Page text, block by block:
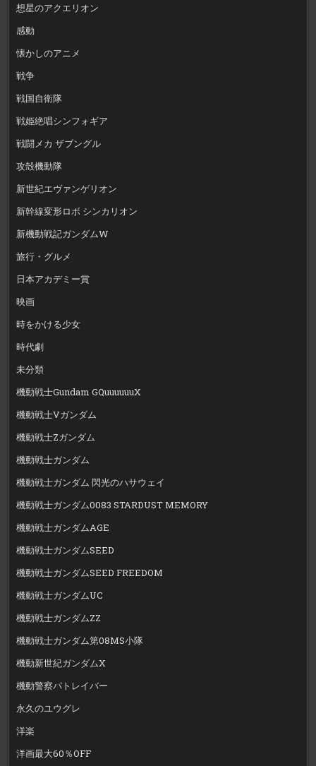
想星のアクエリオン
感動
懐かしのアニメ
戦争
戦国自衛隊
戦姫絶唱シンフォギア
戦闘メカ ザブングル
攻殻機動隊
新世紀エヴァンゲリオン
新幹線変形ロボ シンカリオン
新機動戦記ガンダムW
旅行・グルメ
日本アカデミー賞
映画
時をかける少女
時代劇
未分類
機動戦士Gundam GQuuuuuuX
機動戦士Vガンダム
機動戦士Zガンダム
機動戦士ガンダム
機動戦士ガンダム 閃光のハサウェイ
機動戦士ガンダム0083 STARDUST MEMORY
機動戦士ガンダムAGE
機動戦士ガンダムSEED
機動戦士ガンダムSEED FREEDOM
機動戦士ガンダムUC
機動戦士ガンダムZZ
機動戦士ガンダム第08MS小隊
機動新世紀ガンダムX
機動警察パトレイバー
永久のユウグレ
洋楽
洋画最大60％OFF